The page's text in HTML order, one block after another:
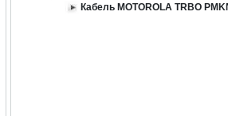
Кабель MOTOROLA TRBO